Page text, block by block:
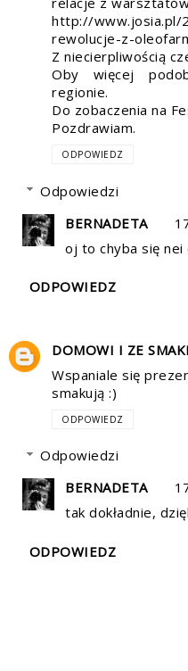
http://www.josia.pl/
rewolucje-z-
Z niecierpliwością
Oby więcej
regionie.
Do zobaczenia na
Pozdrawiam.
ODPOWIEDZ
Odpowiedzi
BERNADETA
oj to chyba się nei
ODPOWIEDZ
DOMOWI I ZE
Wspaniale się
smakują :)
ODPOWIEDZ
Odpowiedzi
BERNADETA
tak dokładnie,
ODPOWIEDZ